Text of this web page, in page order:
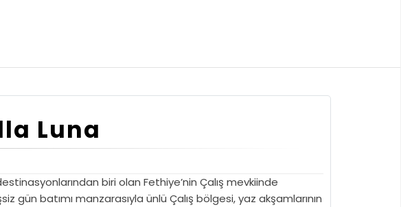
Luna
biri olan Fethiye’nin Çalış mevkiinde
batımı manzarasıyla ünlü Çalış bölgesi, yaz akşamlarının